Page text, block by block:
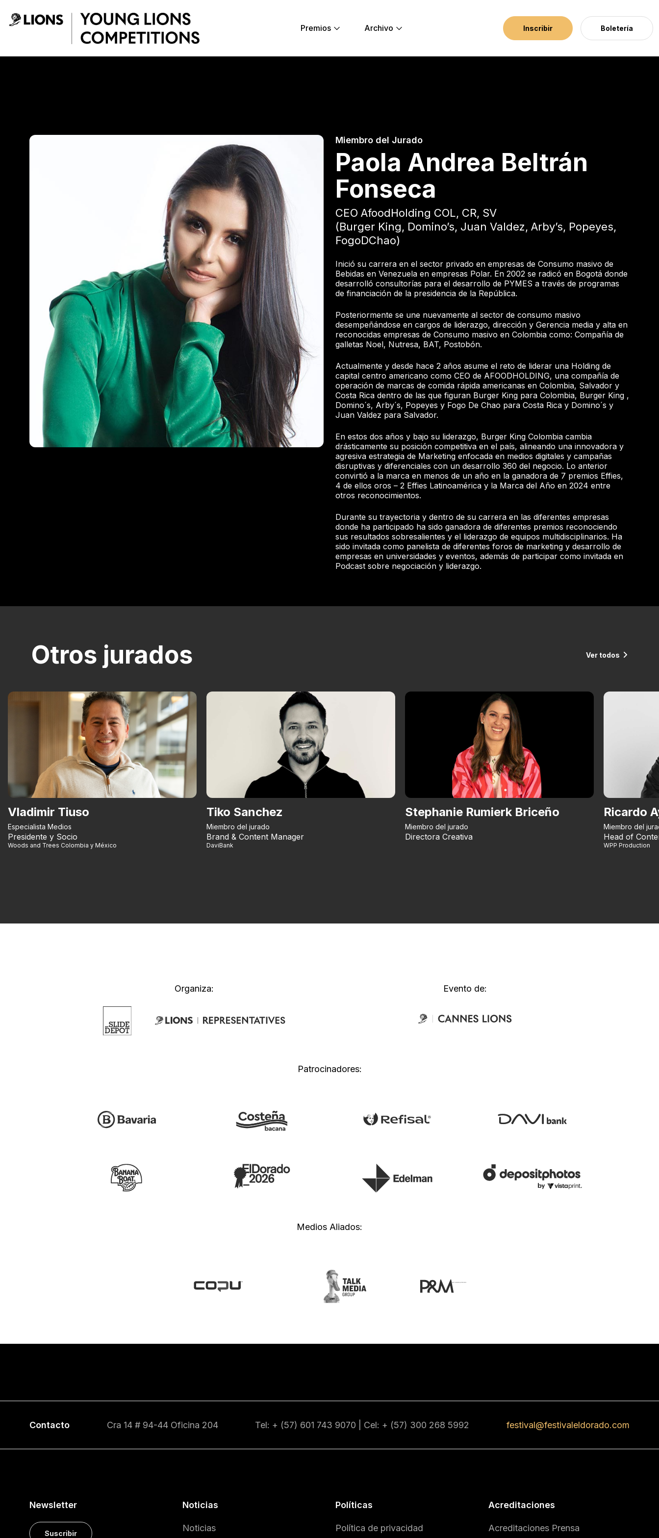
Premios
Archivo Inscribir Boletería
Miembro del Jurado
Paola Andrea Beltrán
Fonseca
CEO AfoodHolding COL, CR, SV
(Burger King, Domino’s, Juan Valdez, Arby’s, Popeyes,
FogoDChao)
Inició su carrera en el sector privado en empresas de Consumo masivo de
Bebidas en Venezuela en empresas Polar. En 2002 se radicó en Bogotá donde
desarrolló consultorías para el desarrollo de PYMES a través de programas
de financiación de la presidencia de la República.
Posteriormente se une nuevamente al sector de consumo masivo
desempeñándose en cargos de liderazgo, dirección y Gerencia media y alta en
reconocidas empresas de Consumo masivo en Colombia como: Compañía de
galletas Noel, Nutresa, BAT, Postobón.
Actualmente y desde hace 2 años asume el reto de liderar una Holding de
capital centro americano como CEO de AFOODHOLDING, una compañía de
operación de marcas de comida rápida americanas en Colombia, Salvador y
Costa Rica dentro de las que figuran Burger King para Colombia, Burger King ,
Domino´s, Arby´s, Popeyes y Fogo De Chao para Costa Rica y Domino´s y
Juan Valdez para Salvador.
En estos dos años y bajo su liderazgo, Burger King Colombia cambia
drásticamente su posición competitiva en el país, alineando una innovadora y
agresiva estrategia de Marketing enfocada en medios digitales y campañas
disruptivas y diferenciales con un desarrollo 360 del negocio. Lo anterior
convirtió a la marca en menos de un año en la ganadora de 7 premios Effies,
4 de ellos oros – 2 Effies Latinoamérica y la Marca del Año en 2024 entre
otros reconocimientos.
Durante su trayectoria y dentro de su carrera en las diferentes empresas
donde ha participado ha sido ganadora de diferentes premios reconociendo
sus resultados sobresalientes y el liderazgo de equipos multidisciplinarios. Ha
sido invitada como panelista de diferentes foros de marketing y desarrollo de
empresas en universidades y eventos, además de participar como invitada en
Podcast sobre negociación y liderazgo.
Otros jurados Ver todos
Vladimir Tiuso
Especialista Medios
Presidente y Socio
Woods and Trees Colombia y México
Tiko Sanchez
Miembro del jurado
Brand & Content Manager
DaviBank
Stephanie Rumierk Briceño
Miembro del jurado
Directora Creativa
Ricardo
Miembro del
Head of
WPP Production
Organiza: Evento de:
Patrocinadores:
Medios Aliados:
Contacto Cra 14 # 94-44 Oficina 204 Tel: + (57) 601 743 9070 | Cel: + (57) 300 268 5992 festival@festivaleldorado.com
Newsletter
Suscribir
Noticias
Noticias
Políticas
Política de privacidad
Acreditaciones
Acreditaciones Prensa